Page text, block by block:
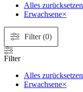
Alles zurücksetzen
Erwachsene×
Filter (0)
Filter
Alles zurücksetzen
Erwachsene×